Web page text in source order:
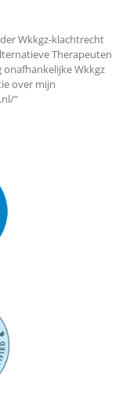
Wkkgz-klachtrecht
Therapeuten
onafhankelijke Wkkgz
over mijn
”